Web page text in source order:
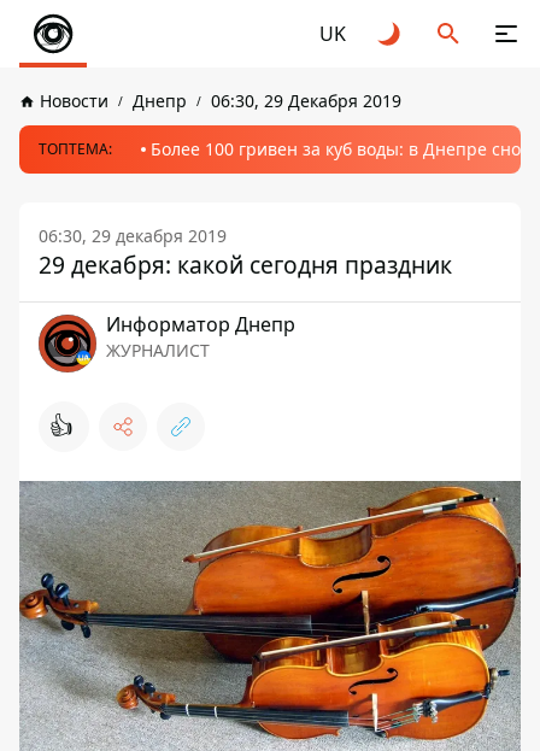
UK
Новости Днепр 06:30, 29 Декабря 2019
ТОПТЕМА: Более 100 гривен за куб воды: в Днепре
06:30, 29 декабря 2019
29 декабря: какой сегодня праздник
Информатор Днепр
ЖУРНАЛИСТ
👍